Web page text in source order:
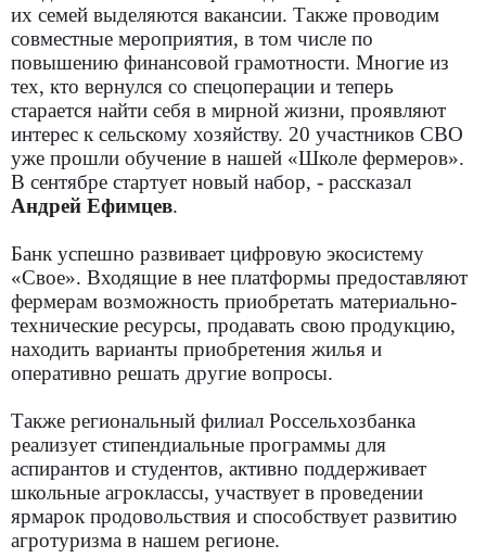
их семей выделяются вакансии. Также проводим
совместные мероприятия, в том числе по
повышению финансовой грамотности. Многие из
тех, кто вернулся со спецоперации и теперь
старается найти себя в мирной жизни, проявляют
интерес к сельскому хозяйству. 20 участников СВО
уже прошли обучение в нашей «Школе фермеров».
В сентябре стартует новый набор, - рассказал
Андрей Ефимцев.
Банк успешно развивает цифровую экосистему
«Свое». Входящие в нее платформы предоставляют
фермерам возможность приобретать материально-
технические ресурсы, продавать свою продукцию,
находить варианты приобретения жилья и
оперативно решать другие вопросы.
Также региональный филиал Россельхозбанка
реализует стипендиальные программы для
аспирантов и студентов, активно поддерживает
школьные агроклассы, участвует в проведении
ярмарок продовольствия и способствует развитию
агротуризма в нашем регионе.